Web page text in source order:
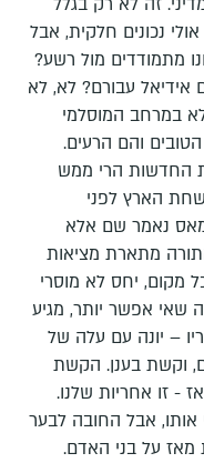
נכונים חלקית, אבל
מתמודדים מול רשע?
אידיאל עבורם? לא, לא
במרחב המוסלמי
והם הרעים.
החדשות הרי ממש
הארץ לפני
נאמר שם אלא
מתארת מציאות
מקום, יחס לא מוסרי
שאי אפשר יותר, מגיע
– יונה עם עלה של
וקשת בענן. הקשת
- זו אחריות שלנו.
אותו, אבל החובה לבער
מאז על בני האדם.